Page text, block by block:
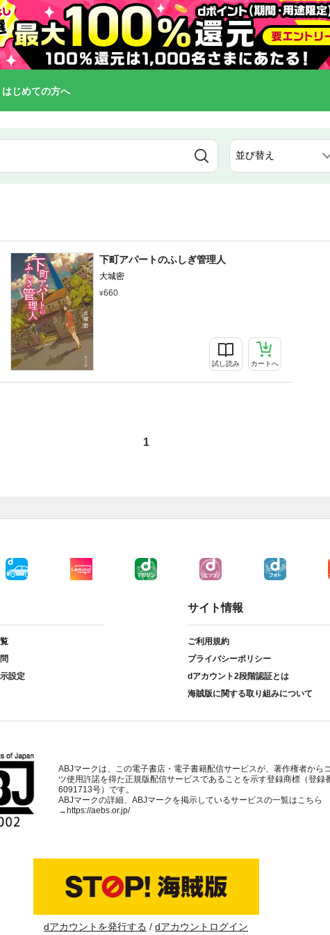
はじめての方へ
下町アパートのふしぎ管理人
大城密
660
試し読み カートへ
1
設定
サイト情報
ご利用規約
プライバシーポリシー
dアカウント2段階認証とは
海賊版に関する取り組みについて
ABJマークは、この電子書店・電子書籍配信サービスが、著作権者から
ツ使用許諾を得た正規版配信サービスであることを示す登録商標（登録
6091713号）です。
ABJマークの詳細、ABJマークを掲示しているサービスの一覧はこちら
→https://aebs.or.jp/
dアカウントを発行する dアカウントログイン